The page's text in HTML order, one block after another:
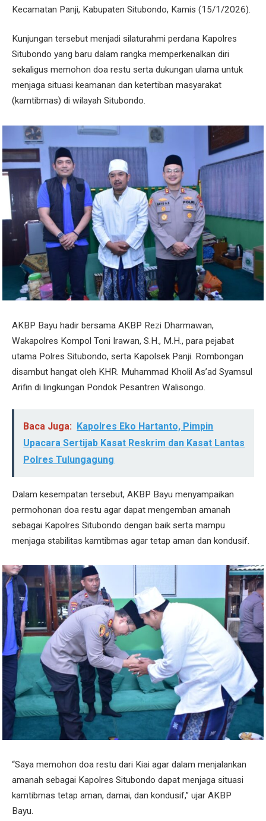
Kecamatan Panji, Kabupaten Situbondo, Kamis (15/1/2026).
Kunjungan tersebut menjadi silaturahmi perdana Kapolres
Situbondo yang baru dalam rangka memperkenalkan diri
sekaligus memohon doa restu serta dukungan ulama untuk
menjaga situasi keamanan dan ketertiban masyarakat
(kamtibmas) di wilayah Situbondo.
AKBP Bayu hadir bersama AKBP Rezi Dharmawan,
Wakapolres Kompol Toni Irawan, S.H., M.H., para pejabat
utama Polres Situbondo, serta Kapolsek Panji. Rombongan
disambut hangat oleh KHR. Muhammad Kholil As’ad Syamsul
Arifin di lingkungan Pondok Pesantren Walisongo.
Baca Juga: Kapolres Eko Hartanto, Pimpin
Upacara Sertijab Kasat Reskrim dan Kasat Lantas
Polres Tulungagung
Dalam kesempatan tersebut, AKBP Bayu menyampaikan
permohonan doa restu agar dapat mengemban amanah
sebagai Kapolres Situbondo dengan baik serta mampu
menjaga stabilitas kamtibmas agar tetap aman dan kondusif.
“Saya memohon doa restu dari Kiai agar dalam menjalankan
amanah sebagai Kapolres Situbondo dapat menjaga situasi
kamtibmas tetap aman, damai, dan kondusif,” ujar AKBP
Bayu.